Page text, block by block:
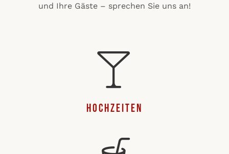
und Ihre Gäste – sprechen Sie uns an!
Hochzeiten